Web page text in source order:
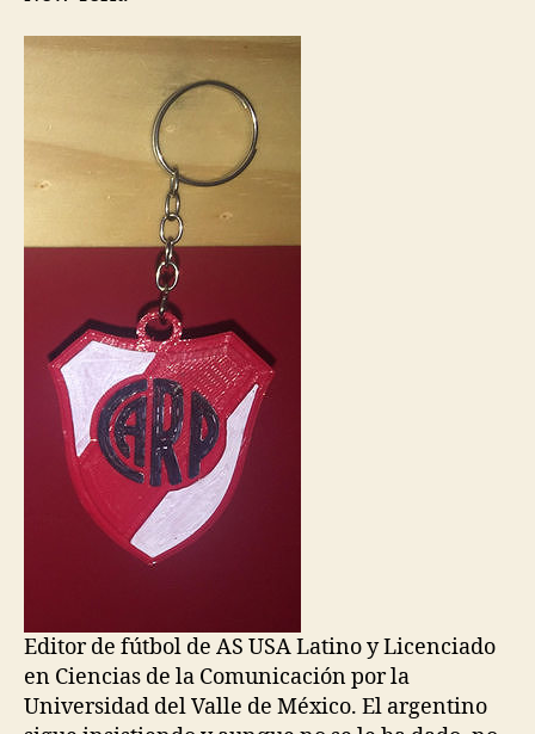
Editor de fútbol de AS USA Latino y Licenciado
en Ciencias de la Comunicación por la
Universidad del Valle de México. El argentino